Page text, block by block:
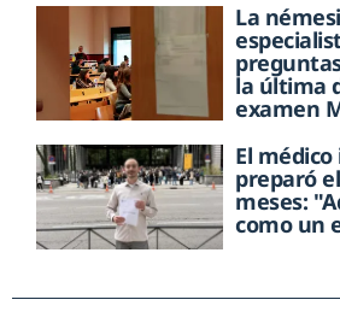
La
la última
examen
El
preparó
meses:
como un